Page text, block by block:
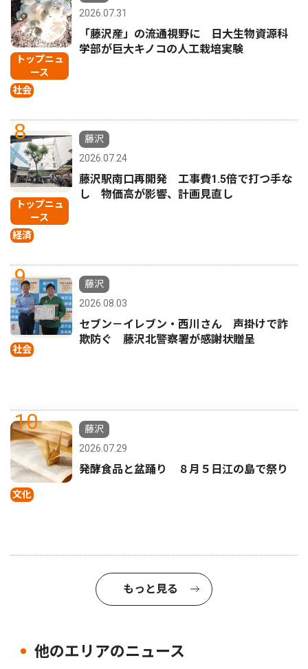
トップニュ
ース
社会
2026.07.31
「藤沢産」の流通視野に 日大生物資源科
学部が巨大キノコの人工栽培実験
8
トップニュ
ース
経済
藤沢
2026.07.24
藤沢駅南口再開発 工事費1.5倍で打つ手な
し 物価高が影響、計画見直し
9
社会
藤沢
2026.08.03
セブン－イレブン・西川さん 声掛けで詐
欺防ぐ 藤沢北警察署が感謝状贈呈
10
文化
藤沢
2026.07.29
発酵食品と盆踊り ８月５日江の島で祭り
もっと見る
他のエリアのニュース